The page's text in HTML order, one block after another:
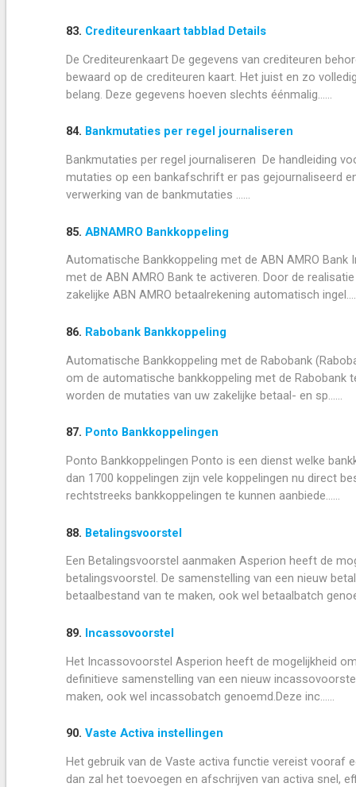
83. Crediteurenkaart tabblad Details
De Crediteurenkaart De gegevens van crediteuren
bewaard op de crediteuren kaart. Het juist en zo
belang. Deze gegevens hoeven slechts éénmalig......
84. Bankmutaties per regel journaliseren
Bankmutaties per regel journaliseren De handleiding
mutaties op een bankafschrift er pas gejournaliseerd
verwerking van de bankmutaties ......
85. ABNAMRO Bankkoppeling
Automatische Bankkoppeling met de ABN AMRO
met de ABN AMRO Bank te activeren. Door de
zakelijke ABN AMRO betaalrekening automatisch
86. Rabobank Bankkoppeling
Automatische Bankkoppeling met de Rabobank
om de automatische bankkoppeling met de Rabobank
worden de mutaties van uw zakelijke betaal- en sp......
87. Ponto Bankkoppelingen
Ponto Bankkoppelingen Ponto is een dienst welke
dan 1700 koppelingen zijn vele koppelingen nu direct
rechtstreeks bankkoppelingen te kunnen aanbiede......
88. Betalingsvoorstel
Een Betalingsvoorstel aanmaken Asperion heeft de
betalingsvoorstel. De samenstelling van een nieuw
betaalbestand van te maken, ook wel betaalbatch
89. Incassovoorstel
Het Incassovoorstel Asperion heeft de mogelijkheid
definitieve samenstelling van een nieuw
maken, ook wel incassobatch genoemd.Deze inc......
90. Vaste Activa instellingen
Het gebruik van de Vaste activa functie vereist vooraf
dan zal het toevoegen en afschrijven van activa snel,